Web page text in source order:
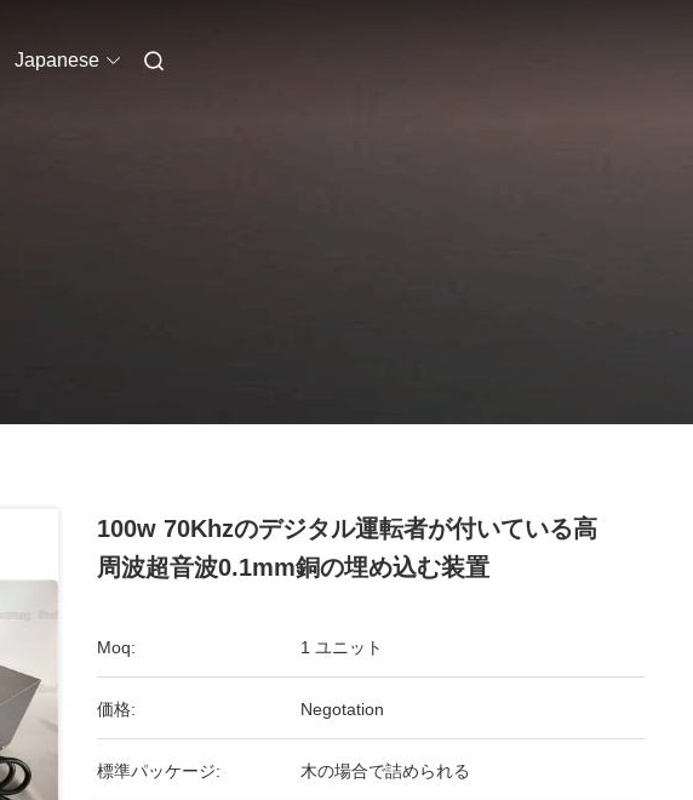
Japanese
100w 70Khzのデジタル運転者が付いている高
周波超音波0.1mm銅の埋め込む装置
Moq: 1 ユニット
価格: Negotation
標準パッケージ: 木の場合で詰められる